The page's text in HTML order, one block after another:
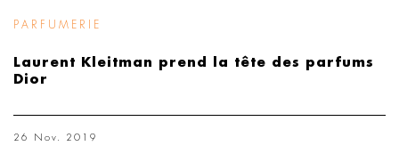
PARFUMERIE
Laurent Kleitman prend la tête des parfums
Dior
26 Nov. 2019